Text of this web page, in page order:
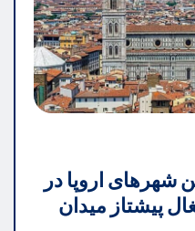
شهرهای اروپا در
و پرتغال پیشتاز میدان